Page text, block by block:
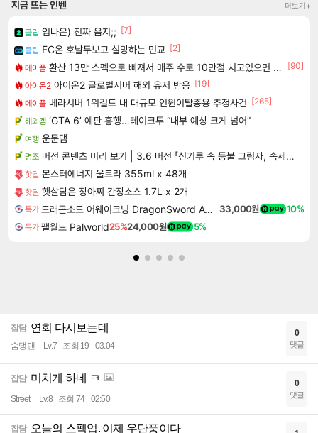
지금 뜨는 인벤 더보기+
클립 임나은) 진짜 음지;; [7]
클립 FC온 호날두보고 실망하는 민교 [2]
메이플 환산 13만 스펙으로 삐져서 매주 수로 10만점 치고있으면 ㅋㅋ
[90]
아이온2 아이온2 글로벌서버 해외 유저 반응 [19]
메이플 베라서버 1위길드 내 대규모 인원이탈종용 추정사건 [265]
해외겜 ‘GTA 6’ 예판 흥행…테이크투 “내부 예상 크게 넘어”
여행 운문댐
명조 버전 콘텐츠 미리 보기 | 3.6 버전 「신기루 속 등불 그림자, 속세에 깃든 검의 결심」이 8월 20일에 업데이트됩니다!
핫딜 몬스터에너지 울트라 355ml x 48개
핫딜 햇살담은 장아찌 간장소스 1.7L x 2개
특가 드래곤소드 어웨이크닝 DragonSword Awakening 33,000원 10%
특가 팰월드 Palworld25%24,000원 5%
잡담 연회 다시보는데
숨댕댄 Lv.7 조회 19 03:04
0
댓글
잡담 미치게 하네 ㅋ
Street Lv.8 조회 74 02:50
0
댓글
잡담 오늘의 스펙업. 이제 우단풍이다